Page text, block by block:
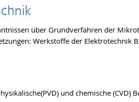
über Grundverfahren der
Werkstoffe der Elektrotechnik
und chemische (CVD)